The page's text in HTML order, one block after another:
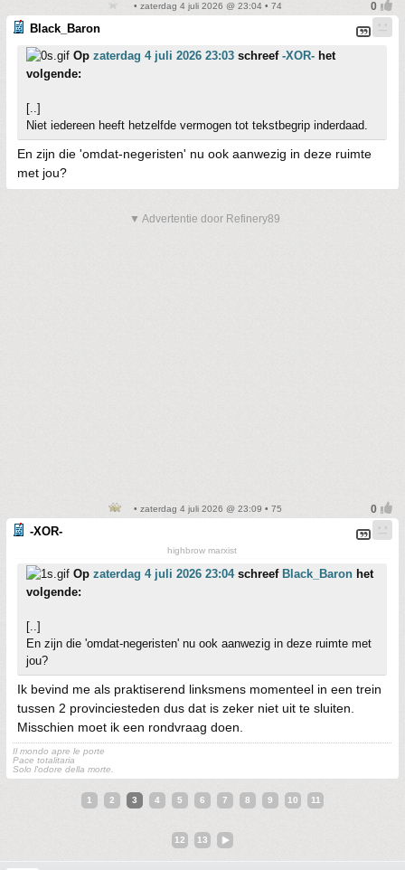
• zaterdag 4 juli 2026 @ 23:04 • 74
Black_Baron
Op zaterdag 4 juli 2026 23:03 schreef -XOR- het
volgende:
[..]
Niet iedereen heeft hetzelfde vermogen tot tekstbegrip inderdaad.
En zijn die 'omdat-negeristen' nu ook aanwezig in deze ruimte
met jou?
▼ Advertentie door Refinery89
• zaterdag 4 juli 2026 @ 23:09 • 75
-XOR-
highbrow marxist
Op zaterdag 4 juli 2026 23:04schreef Black_Baron het
volgende:
[..]
En zijn die 'omdat-negeristen' nu ook aanwezig in deze ruimte met
jou?
Ik bevind me als praktiserend linksmens momenteel in een trein
tussen 2 provinciesteden dus dat is zeker niet uit te sluiten.
Misschien moet ik een rondvraag doen.
Il mondo apre le porte
Pace totalitaria
Solo l'odore della morte.
1 2 3 4 5 6 7 8 9 10 11
12 13